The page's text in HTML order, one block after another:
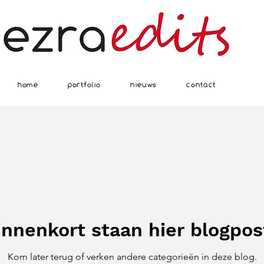
home portfolio nieuws contact
staan hier
Kom later terug of verken andere categorieën in deze blog.